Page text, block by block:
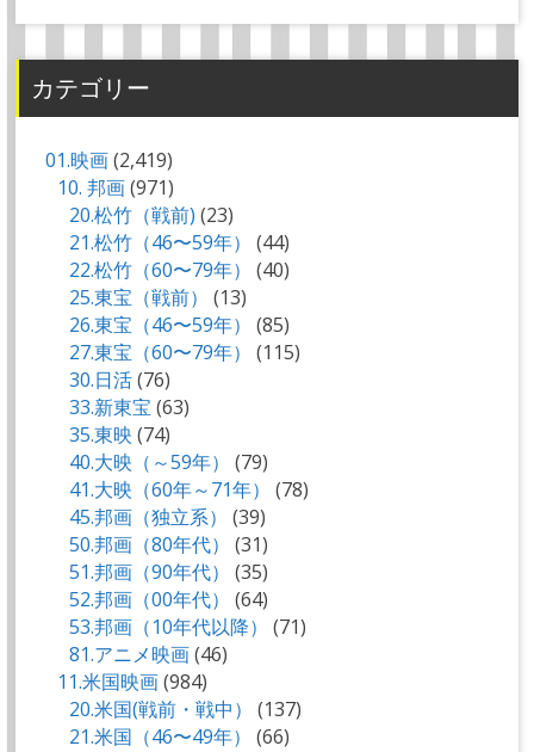
カテゴリー
01.映画(2,419)
10. 邦画(971)
20.松竹（戦前) (23)
21.松竹（46〜59年）
(44)
22.松竹（60〜79年）
(40)
25.東宝（戦前）
(13)
26.東宝（46〜59年）
(85)
27.東宝（60〜79年）
(115)
30.日活(76)
33.新東宝 (63)
35.東映 (74)
40.大映（～59年）
(79)
41.大映（60年～71年）
(78)
45.邦画（独立系）
(39)
50.邦画（80年代）
(31)
51.邦画（90年代）
(35)
52.邦画（00年代）
(64)
53.邦画（10年代以降）
(71)
81.アニメ映画(46)
11.米国映画(984)
20.米国(戦前・戦中）
(137)
21.米国（46〜49年）
(66)